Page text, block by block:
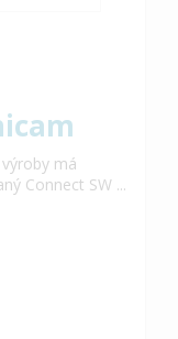
má
Connect SW ...